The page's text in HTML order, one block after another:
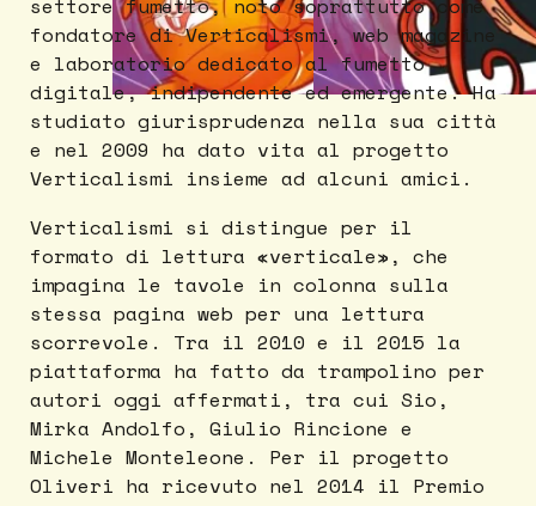
settore fumetto, noto soprattutto come
fondatore di Verticalismi, web magazine
e laboratorio dedicato al fumetto
digitale, indipendente ed emergente. Ha
studiato giurisprudenza nella sua città
e nel 2009 ha dato vita al progetto
Verticalismi insieme ad alcuni amici.
Verticalismi si distingue per il
formato di lettura «verticale», che
impagina le tavole in colonna sulla
stessa pagina web per una lettura
scorrevole. Tra il 2010 e il 2015 la
piattaforma ha fatto da trampolino per
autori oggi affermati, tra cui Sio,
Mirka Andolfo, Giulio Rincione e
Michele Monteleone. Per il progetto
Oliveri ha ricevuto nel 2014 il Premio